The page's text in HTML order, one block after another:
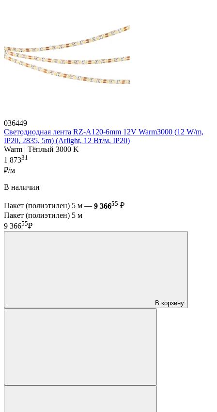
036449
Светодиодная лента RZ-A120-6mm 12V Warm3000 (12 W/m,
IP20, 2835, 5m) (Arlight, 12 Вт/м, IP20)
Warm | Тёплый 3000 K
1 87331
₽/м
В наличии
Пакет (полиэтилен) 5 м — 9 36655 ₽
Пакет (полиэтилен) 5 м
9 36655₽
В корзину